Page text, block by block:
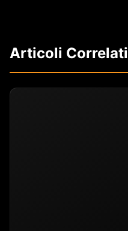
Articoli Correlati